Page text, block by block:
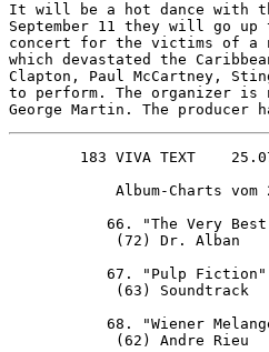
It will be a hot dance with
September 11 they will go
concert for the victims of a
which devastated the
Clapton, Paul McCartney,
to perform. The organizer is
George Martin. The producer
Album-Charts
66. "The Very
(72) Dr. Alban
67. "Pulp
(63) Soundtrack
68. "Wiener
(62) Andre Rieu